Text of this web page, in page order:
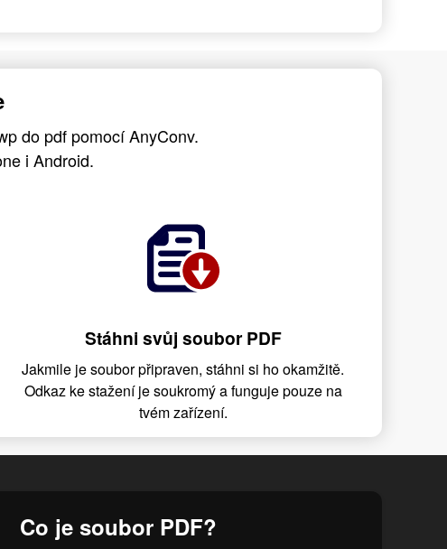
do pdf pomocí AnyConv.
i Android.
Stáhni svůj soubor PDF
Jakmile je soubor připraven, stáhni si ho okamžitě.
Odkaz ke stažení je soukromý a funguje pouze na
tvém zařízení.
Co je soubor PDF?